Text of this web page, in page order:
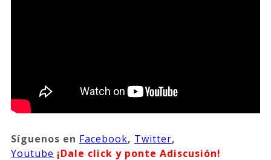
Síguenos en Facebook, Twitter,
Youtube ¡Dale click y ponte Adiscusión!